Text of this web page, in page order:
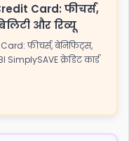
Card: फीचर्स,
और रिव्यू
फीचर्स, बेनिफिट्स,
SimplySAVE क्रेडिट कार्ड